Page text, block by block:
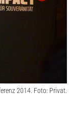
2014. Foto: Privat.